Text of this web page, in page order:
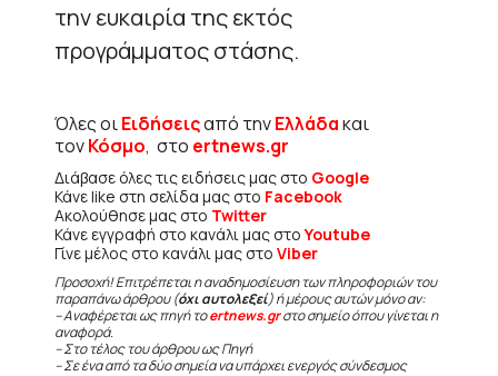
την ευκαιρία της εκτός
προγράμματος στάσης.
Όλες οιΕιδήσειςαπό τηνΕλλάδακαι
τονΚόσμο, στο ertnews.gr
Διάβασε όλες τις ειδήσεις μας στο Google
Κάνε like στη σελίδα μας στο Facebook
Ακολούθησε μας στο Twitter
Κάνε εγγραφή στο κανάλι μας στοYoutube
Γίνε μέλος στο κανάλι μας στο Viber
Προσοχή! Επιτρέπεται η αναδημοσίευση των πληροφοριών του
παραπάνω άρθρου (όχι αυτολεξεί) ή μέρους αυτών μόνο αν:
– Αναφέρεται ως πηγή τοertnews.grστο σημείο όπου γίνεται η
αναφορά.
– Στο τέλος του άρθρου ως Πηγή
– Σε ένα από τα δύο σημεία να υπάρχει ενεργός σύνδεσμος